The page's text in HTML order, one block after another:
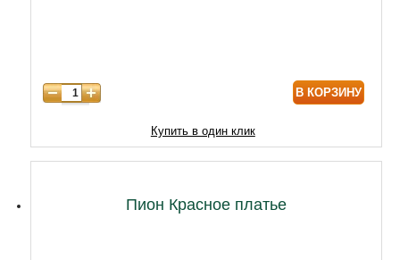
В КОРЗИНУ
Купить в один клик
Пион Красное платье